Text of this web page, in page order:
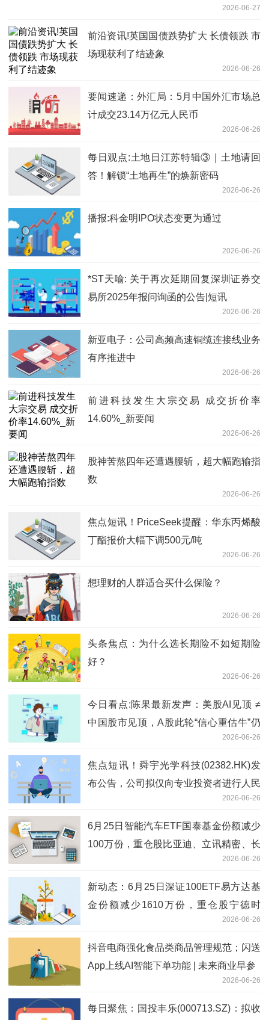
2026-06-27
前沿资讯!英国国债跌势扩大 长债领跌 市
场现获利了结迹象
2026-06-26
要闻速递：外汇局：5月中国外汇市场总
计成交23.14万亿元人民币
2026-06-26
每日观点:土地日江苏特辑③｜土地请回
答！解锁“土地再生”的焕新密码
2026-06-26
播报:科金明IPO状态变更为通过
2026-06-26
*ST天喻: 关于再次延期回复深圳证券交
易所2025年报问询函的公告|短讯
2026-06-26
新亚电子：公司高频高速铜缆连接线业务
有序推进中
2026-06-26
前进科技发生大宗交易 成交折价率
14.60%_新要闻
2026-06-26
股神苦熬四年还遭遇腰斩，超大幅跑输指
数
2026-06-26
焦点短讯！PriceSeek提醒：华东丙烯酸
丁酯报价大幅下调500元/吨
2026-06-26
想理财的人群适合买什么保险？
2026-06-26
头条焦点：为什么选长期险不如短期险
好？
2026-06-26
今日看点:陈果最新发声：美股AI见顶 ≠
中国股市见顶，A股此轮“信心重估牛”仍
2026-06-26
焦点短讯！舜宇光学科技(02382.HK)发
布公告，公司拟仅向专业投资者进行人民
2026-06-26
6月25日智能汽车ETF国泰基金份额减少
100万份，重仓股比亚迪、立讯精密、长
2026-06-26
新动态：6月25日深证100ETF易方达基
金份额减少1610万份，重仓股宁德时
2026-06-26
抖音电商强化食品类商品管理规范；闪送
App上线AI智能下单功能 | 未来商业早参
2026-06-26
每日聚焦：国投丰乐(000713.SZ)：拟收